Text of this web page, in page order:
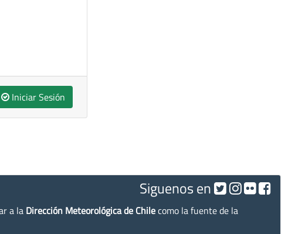
Iniciar Sesión
Siguenos en
a la Dirección Meteorológica de Chilecomo la fuente de la